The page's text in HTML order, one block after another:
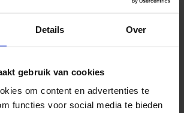
Details Over
gebruik van cookies
om content en advertenties te
functies voor social media te bieden
Shajarat Tuba?